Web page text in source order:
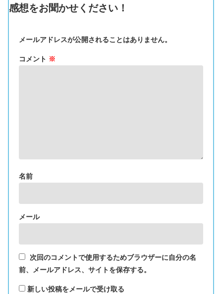
感想をお聞かせください！
メールアドレスが公開されることはありません。
コメント ※
名前
メール
次回のコメントで使用するためブラウザーに自分の名
前、メールアドレス、サイトを保存する。
新しい投稿をメールで受け取る